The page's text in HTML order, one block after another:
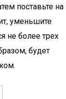
поставьте на
уменьшите
не более трех
будет